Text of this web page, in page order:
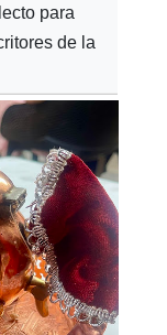
para
de la